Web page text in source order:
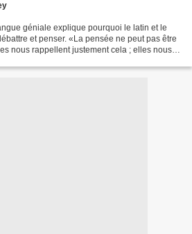
géniale explique pourquoi le latin et le
et penser. «La pensée ne peut pas être
nous rappellent justement cela ; elles nous